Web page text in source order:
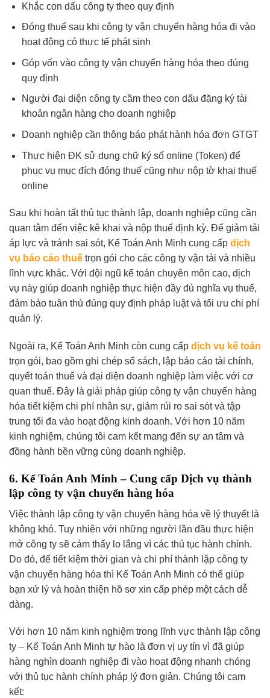
Khắc con dấu công ty theo quy định
Đóng thuế sau khi công ty vận chuyển hàng hóa đi vào
hoạt động có thực tế phát sinh
Góp vốn vào công ty vận chuyển hàng hóa theo đúng
quy định
Người đại diện công ty cầm theo con dấu đăng ký tài
khoản ngân hàng cho doanh nghiệp
Doanh nghiệp cần thông báo phát hành hóa đơn GTGT
Thực hiện ĐK sử dụng chữ ký số online (Token) để
phục vụ mục đích đóng thuế cũng như nộp tờ khai thuế
online
Sau khi hoàn tất thủ tục thành lập, doanh nghiệp cũng cần
quan tâm đến việc kê khai và nộp thuế định kỳ. Để giảm tải
áp lực và tránh sai sót, Kế Toán Anh Minh cung cấp dịch
vụ báo cáo thuế trọn gói cho các công ty vận tải và nhiều
lĩnh vực khác. Với đội ngũ kế toán chuyên môn cao, dịch
vụ này giúp doanh nghiệp thực hiện đầy đủ nghĩa vụ thuế,
đảm bảo tuân thủ đúng quy định pháp luật và tối ưu chi phí
quản lý.
Ngoài ra, Kế Toán Anh Minh còn cung cấp dịch vụ kế toán
trọn gói, bao gồm ghi chép sổ sách, lập báo cáo tài chính,
quyết toán thuế và đại diện doanh nghiệp làm việc với cơ
quan thuế. Đây là giải pháp giúp công ty vận chuyển hàng
hóa tiết kiệm chi phí nhân sự, giảm rủi ro sai sót và tập
trung tối đa vào hoạt động kinh doanh. Với hơn 10 năm
kinh nghiệm, chúng tôi cam kết mang đến sự an tâm và
đồng hành bền vững cùng doanh nghiệp.
6. Kế Toán Anh Minh – Cung cấp Dịch vụ thành
lập công ty vận chuyển hàng hóa
Việc thành lập công ty vận chuyển hàng hóa về lý thuyết là
không khó. Tuy nhiên với những người lần đầu thực hiện
mở công ty sẽ cảm thấy lo lắng vì các thủ tục hành chính.
Do đó, để tiết kiệm thời gian và chi phí thành lập công ty
vận chuyển hàng hóa thì Kế Toán Anh Minh có thể giúp
bạn xử lý và hoàn thiện hồ sơ xin cấp phép một cách dễ
dàng.
Với hơn 10 năm kinh nghiệm trong lĩnh vực thành lập công
ty – Kế Toán Anh Minh tự hào là đơn vị uy tín vì đã giúp
hàng nghìn doanh nghiệp đi vào hoạt động nhanh chóng
với thủ tục hành chính pháp lý đơn giản. Chúng tôi cam
kết: